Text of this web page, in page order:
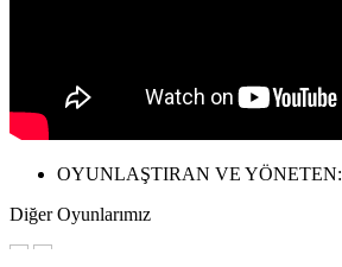
OYUNLAŞTIRAN VE YÖNETEN:
Diğer Oyunlarımız